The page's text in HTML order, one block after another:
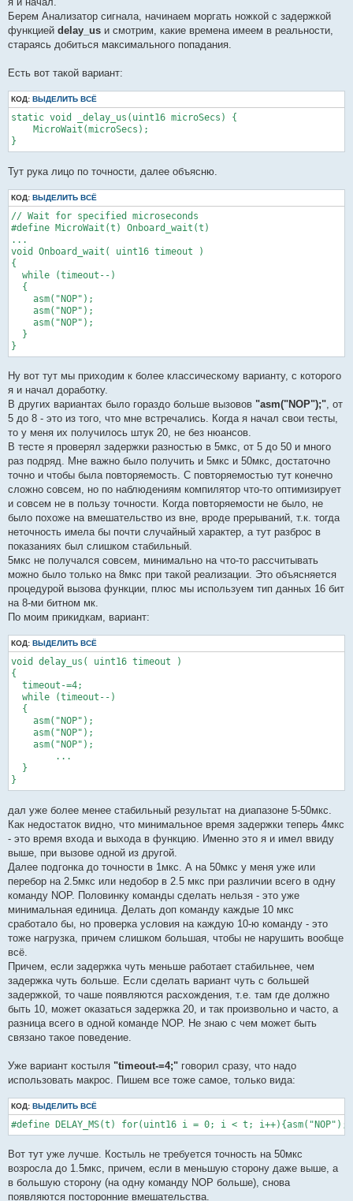
Берем Анализатор сигнала, начинаем моргать ножкой с задержкой
функцией delay_us и смотрим, какие времена имеем в реальности,
стараясь добиться максимального попадания.
Есть вот такой вариант:
КОД: ВЫДЕЛИТЬ ВСЁ
static void _delay_us(uint16 microSecs) {
    MicroWait(microSecs);
}
Тут рука лицо по точности, далее объясню.
КОД: ВЫДЕЛИТЬ ВСЁ
// Wait for specified microseconds
#define MicroWait(t) Onboard_wait(t)
...
void Onboard_wait( uint16 timeout )
{
  while (timeout--)
  {
    asm("NOP");
    asm("NOP");
    asm("NOP");
  }
}
Ну вот тут мы приходим к более классическому варианту, с которого
я и начал доработку.
В других вариантах было гораздо больше вызовов "asm("NOP");", от
5 до 8 - это из того, что мне встречались. Когда я начал свои тесты,
то у меня их получилось штук 20, не без нюансов.
В тесте я проверял задержки разностью в 5мкс, от 5 до 50 и много
раз подряд. Мне важно было получить и 5мкс и 50мкс, достаточно
точно и чтобы была повторяемость. С повторяемостью тут конечно
сложно совсем, но по наблюдениям компилятор что-то оптимизирует
и совсем не в пользу точности. Когда повторяемости не было, не
было похоже на вмешательство из вне, вроде прерываний, т.к. тогда
неточность имела бы почти случайный характер, а тут разброс в
показаниях был слишком стабильный.
5мкс не получался совсем, минимально на что-то рассчитывать
можно было только на 8мкс при такой реализации. Это объясняется
процедурой вызова функции, плюс мы используем тип данных 16 бит
на 8-ми битном мк.
По моим прикидкам, вариант:
КОД: ВЫДЕЛИТЬ ВСЁ
void delay_us( uint16 timeout )
{
  timeout-=4;
  while (timeout--)
  {
    asm("NOP");
    asm("NOP");
    asm("NOP");
  }
}
дал уже более менее стабильный результат на диапазоне 5-50мкс.
Как недостаток видно, что минимальное время задержки теперь 4мкс
- это время входа и выхода в функцию. Именно это я и имел ввиду
выше, при вызове одной из другой.
Далее подгонка до точности в 1мкс. А на 50мкс у меня уже или
перебор на 2.5мкс или недобор в 2.5 мкс при различии всего в одну
команду NOP. Половинку команды сделать нельзя - это уже
минимальная единица. Делать доп команду каждые 10 мкс
сработало бы, но проверка условия на каждую 10-ю команду - это
тоже нагрузка, причем слишком большая, чтобы не нарушить вообще
всё.
Причем, если задержка чуть меньше работает стабильнее, чем
задержка чуть больше. Если сделать вариант чуть с большей
задержкой, то чаше появляются расхождения, т.е. там где должно
быть 10, может оказаться задержка 20, и так произвольно и часто, а
разница всего в одной команде NOP. Не знаю с чем может быть
связано такое поведение.
Уже вариант костыля "timeout-=4;" говорил сразу, что надо
использовать макрос. Пишем все тоже самое, только вида:
КОД: ВЫДЕЛИТЬ ВСЁ
#define DELAY_MS(t) for(uint16 i = 0; i < t;
Вот тут уже лучше. Костыль не требуется точность на 50мкс
возросла до 1.5мкс, причем, если в меньшую сторону даже выше, а
в большую сторону (на одну команду NOP больше), снова
появляются посторонние вмешательства.